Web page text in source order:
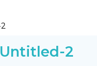
Untitled-2